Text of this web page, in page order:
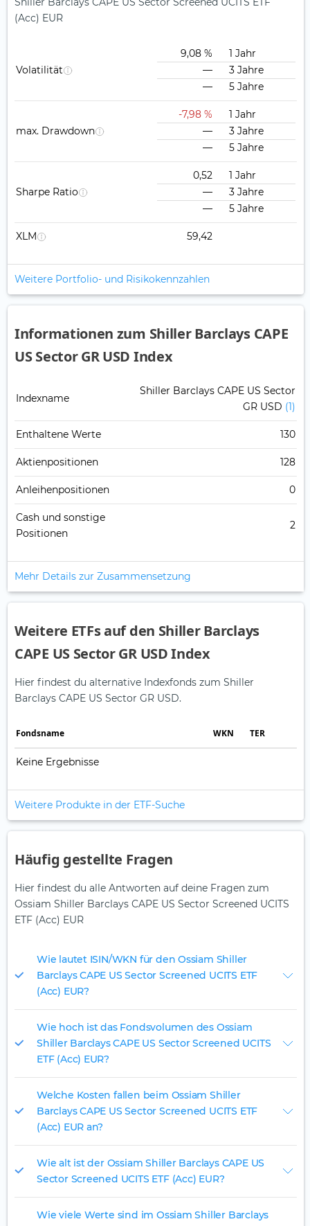
(Acc) EUR
Volatilität
9,08 %
1 Jahr
—
3 Jahre
—
5 Jahre
max. Drawdown
-7,98 %
1 Jahr
—
3 Jahre
—
5 Jahre
Sharpe Ratio
0,52
1 Jahr
—
3 Jahre
—
5 Jahre
XLM 59,42
Weitere Portfolio- und Risikokennzahlen
Informationen zum Shiller Barclays CAPE
US Sector GR USD Index
Indexname
Shiller Barclays CAPE US Sector
GR USD (1)
Enthaltene Werte 130
Aktienpositionen 128
Anleihenpositionen 0
Cash und sonstige
Positionen
2
Mehr Details zur Zusammensetzung
Weitere ETFs auf den Shiller Barclays
CAPE US Sector GR USD Index
Hier findest du alternative Indexfonds zum Shiller
Barclays CAPE US Sector GR USD.
Fonds­name WKN TER
Keine Ergebnisse
Weitere Produkte in der ETF-Suche
Häufig gestellte Fragen
Hier findest du alle Antworten auf deine Fragen zum
Ossiam Shiller Barclays CAPE US Sector Screened UCITS
ETF (Acc) EUR
Wie lautet ISIN/WKN für den Ossiam Shiller
Barclays CAPE US Sector Screened UCITS ETF
(Acc) EUR?
Wie hoch ist das Fondsvolumen des Ossiam
Shiller Barclays CAPE US Sector Screened UCITS
ETF (Acc) EUR?
Welche Kosten fallen beim Ossiam Shiller
Barclays CAPE US Sector Screened UCITS ETF
(Acc) EUR an?
Wie alt ist der Ossiam Shiller Barclays CAPE US
Sector Screened UCITS ETF (Acc) EUR?
Wie viele Werte sind im Ossiam Shiller Barclays